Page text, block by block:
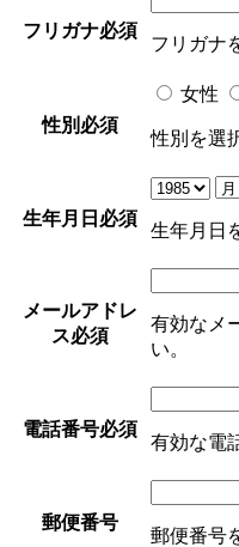
フリガナ必須
フリガナ
性別 必須
女性
性別を選
生年月日 必須
生年月日
メールアドレ
ス必須
有効なメ
い。
電話番号必須
有効な電
郵便番号
郵便番号